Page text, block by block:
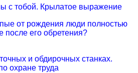
с тобой. Крылатое выражение
от рождения люди полностью
после его обретения?
и обдирочных станках.
охране труда